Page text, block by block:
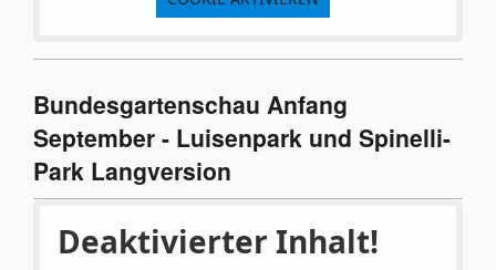
Bundesgartenschau Anfang
September - Luisenpark und Spinelli-
Park Langversion
Deaktivierter Inhalt!